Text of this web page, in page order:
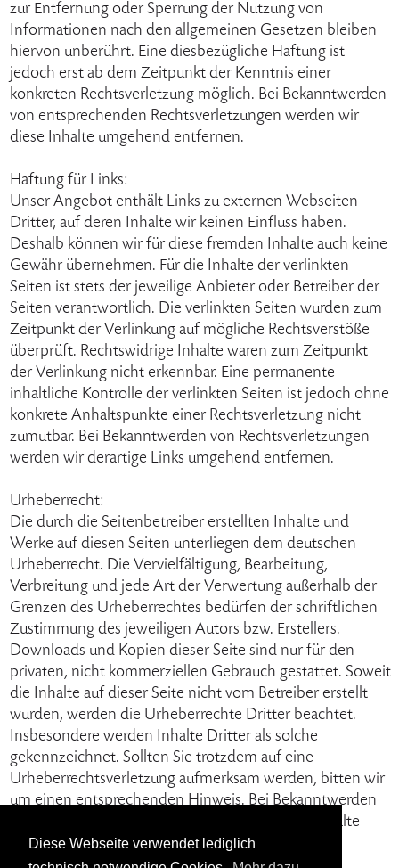
Diese Webseite verwendet lediglich
zur Entfernung oder Sperrung der Nutzung von
Informationen nach den allgemeinen Gesetzen bleiben
hiervon unberührt. Eine diesbezügliche Haftung ist
jedoch erst ab dem Zeitpunkt der Kenntnis einer
konkreten Rechtsverletzung möglich. Bei Bekanntwerden
von entsprechenden Rechtsverletzungen werden wir
diese Inhalte umgehend entfernen.
Haftung für Links:
Unser Angebot enthält Links zu externen Webseiten
Dritter, auf deren Inhalte wir keinen Einfluss haben.
Deshalb können wir für diese fremden Inhalte auch keine
Gewähr übernehmen. Für die Inhalte der verlinkten
Seiten ist stets der jeweilige Anbieter oder Betreiber der
Seiten verantwortlich. Die verlinkten Seiten wurden zum
Zeitpunkt der Verlinkung auf mögliche Rechtsverstöße
überprüft. Rechtswidrige Inhalte waren zum Zeitpunkt
der Verlinkung nicht erkennbar. Eine permanente
inhaltliche Kontrolle der verlinkten Seiten ist jedoch ohne
konkrete Anhaltspunkte einer Rechtsverletzung nicht
zumutbar. Bei Bekanntwerden von Rechtsverletzungen
werden wir derartige Links umgehend entfernen.
Urheberrecht:
Die durch die Seitenbetreiber erstellten Inhalte und
Werke auf diesen Seiten unterliegen dem deutschen
Urheberrecht. Die Vervielfältigung, Bearbeitung,
Verbreitung und jede Art der Verwertung außerhalb der
Grenzen des Urheberrechtes bedürfen der schriftlichen
Zustimmung des jeweiligen Autors bzw. Erstellers.
Downloads und Kopien dieser Seite sind nur für den
privaten, nicht kommerziellen Gebrauch gestattet. Soweit
die Inhalte auf dieser Seite nicht vom Betreiber erstellt
wurden, werden die Urheberrechte Dritter beachtet.
Insbesondere werden Inhalte Dritter als solche
gekennzeichnet. Sollten Sie trotzdem auf eine
Urheberrechtsverletzung aufmerksam werden, bitten wir
um einen entsprechenden Hinweis. Bei Bekanntwerden
von Rechtsverletzungen werden wir derartige Inhalte
umgehend entfernen.